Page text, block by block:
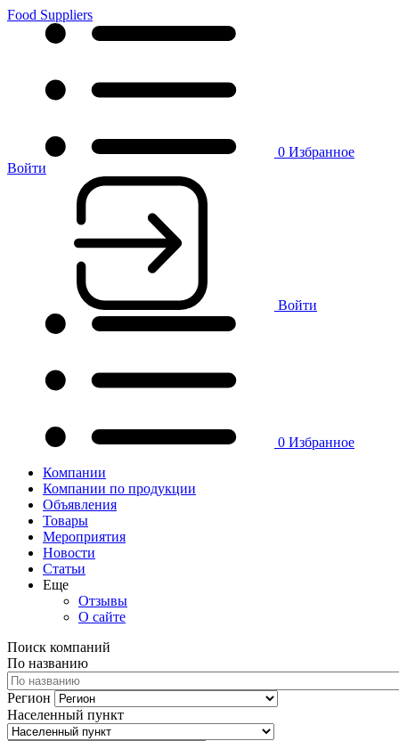
Food Suppliers
0 Избранное
Войти
Войти
0 Избранное
Компании
Компании по продукции
Объявления
Товары
Мероприятия
Новости
Статьи
Еще
Отзывы
О сайте
Поиск компаний
По названию
Регион
Населенный пункт